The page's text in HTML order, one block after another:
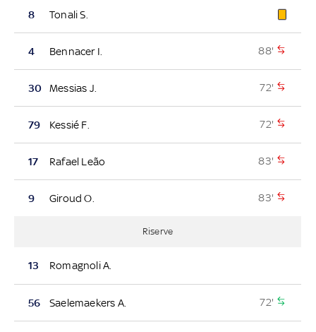
8 Tonali S.
4 Bennacer I. 88'
30 Messias J. 72'
79 Kessié F. 72'
17 Rafael Leão 83'
9 Giroud O. 83'
Riserve
13 Romagnoli A.
56 Saelemaekers A. 72'